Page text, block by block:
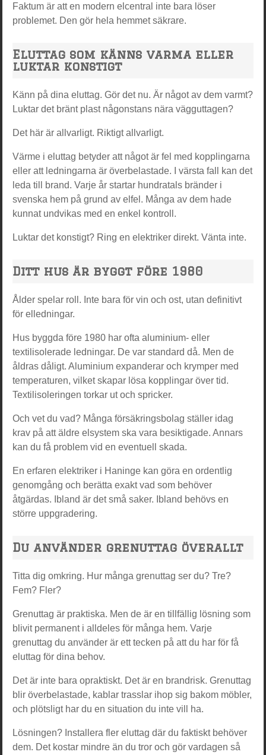
Faktum är att en modern elcentral inte bara löser
problemet. Den gör hela hemmet säkrare.
Eluttag som känns varma eller
luktar konstigt
Känn på dina eluttag. Gör det nu. Är något av dem varmt?
Luktar det bränt plast någonstans nära vägguttagen?
Det här är allvarligt. Riktigt allvarligt.
Värme i eluttag betyder att något är fel med kopplingarna
eller att ledningarna är överbelastade. I värsta fall kan det
leda till brand. Varje år startar hundratals bränder i
svenska hem på grund av elfel. Många av dem hade
kunnat undvikas med en enkel kontroll.
Luktar det konstigt? Ring en elektriker direkt. Vänta inte.
Ditt hus är byggt före 1980
Ålder spelar roll. Inte bara för vin och ost, utan definitivt
för elledningar.
Hus byggda före 1980 har ofta aluminium- eller
textilisolerade ledningar. De var standard då. Men de
åldras dåligt. Aluminium expanderar och krymper med
temperaturen, vilket skapar lösa kopplingar över tid.
Textilisoleringen torkar ut och spricker.
Och vet du vad? Många försäkringsbolag ställer idag
krav på att äldre elsystem ska vara besiktigade. Annars
kan du få problem vid en eventuell skada.
En erfaren elektriker i Haninge kan göra en ordentlig
genomgång och berätta exakt vad som behöver
åtgärdas. Ibland är det små saker. Ibland behövs en
större uppgradering.
Du använder grenuttag överallt
Titta dig omkring. Hur många grenuttag ser du? Tre?
Fem? Fler?
Grenuttag är praktiska. Men de är en tillfällig lösning som
blivit permanent i alldeles för många hem. Varje
grenuttag du använder är ett tecken på att du har för få
eluttag för dina behov.
Det är inte bara opraktiskt. Det är en brandrisk. Grenuttag
blir överbelastade, kablar trasslar ihop sig bakom möbler,
och plötsligt har du en situation du inte vill ha.
Lösningen? Installera fler eluttag där du faktiskt behöver
dem. Det kostar mindre än du tror och gör vardagen så